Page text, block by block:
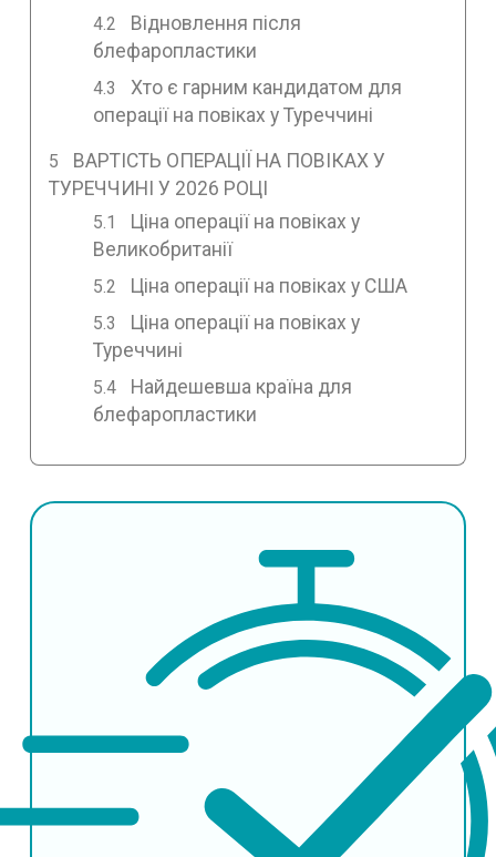
Відновлення після
блефаропластики
Хто є гарним кандидатом для
операції на повіках у Туреччині
ВАРТІСТЬ ОПЕРАЦІЇ НА ПОВІКАХ У
ТУРЕЧЧИНІ У 2026 РОЦІ
Ціна операції на повіках у
Великобританії
Ціна операції на повіках у США
Ціна операції на повіках у
Туреччині
Найдешевша країна для
блефаропластики